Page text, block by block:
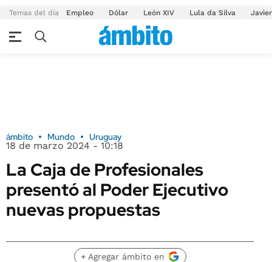
Temas del día Empleo Dólar León XIV Lula da Silva
ámbito Mundo Uruguay
18 de marzo 2024 - 10:18
La Caja de Profesionales
presentó al Poder Ejecutivo
nuevas propuestas
+ Agregar ámbito en